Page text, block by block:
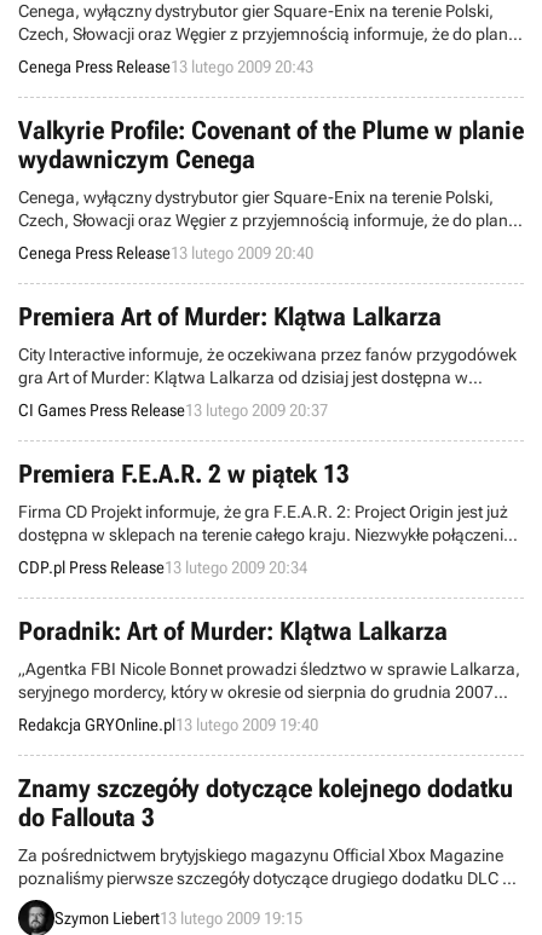
Cenega, wyłączny dystrybutor gier Square-Enix na terenie Polski,
Czech, Słowacji oraz Węgier z przyjemnością informuje, że do planu
wydawniczego Cenega trafiła kolejna odsłona z kultowej serii, Final
Fantasy Crystal Chronicles: Echoes of Time na platformy Wii i NDS.
Cenega Press Release13 lutego 2009 20:43
Valkyrie Profile: Covenant of the Plume w planie
wydawniczym Cenega
Cenega, wyłączny dystrybutor gier Square-Enix na terenie Polski,
Czech, Słowacji oraz Węgier z przyjemnością informuje, że do planu
wydawniczego Cenega trafił rewelacyjny RPG na NDS – Valkyrie
Profile: Covenant of the Plume.
Cenega Press Release13 lutego 2009 20:40
Premiera Art of Murder: Klątwa Lalkarza
City Interactive informuje, że oczekiwana przez fanów przygodówek
gra Art of Murder: Klątwa Lalkarza od dzisiaj jest dostępna w
sprzedaży. Gra ukazuje się na rynku w polskiej wersji kinowej, w
cenie detalicznej 49,99 zł.
CI Games Press Release13 lutego 2009 20:37
Premiera F.E.A.R. 2 w piątek 13
Firma CD Projekt informuje, że gra F.E.A.R. 2: Project Origin jest już
dostępna w sklepach na terenie całego kraju. Niezwykłe połączenie
dynamicznej strzelanki z fabułą rodem z filmów grozy zapewniło
pierwszej części uznanie i wiele prestiżowych nagród.
CDP.pl Press Release13 lutego 2009 20:34
Poradnik: Art of Murder: Klątwa Lalkarza
„Agentka FBI Nicole Bonnet prowadzi śledztwo w sprawie Lalkarza,
seryjnego mordercy, który w okresie od sierpnia do grudnia 2007
działał na terenie Stanów Zjednoczonych. Ofiary swe zabijał w
specyficzny sposób i pozował na wzór marionetek, pozostawiając
przy każdej wizytówkę w postaci kukiełki ubranej w strój z czasów
Rewolucji Francuskiej."
Redakcja GRYOnline.pl13 lutego 2009 19:40
Znamy szczegóły dotyczące kolejnego dodatku
do Fallouta 3
Za pośrednictwem brytyjskiego magazynu Official Xbox Magazine
poznaliśmy pierwsze szczegóły dotyczące drugiego dodatku DLC do
Fallouta 3. W odróżnieniu od wypuszczonej jakiś czas temu
Operation Anchorage, kolejne przygody najprawdopodobniej będą
Szymon Liebert13 lutego 2009 19:15